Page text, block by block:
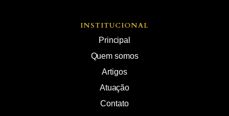
INSTITUCIONAL
Principal
Quem somos
Artigos
Atuação
Contato